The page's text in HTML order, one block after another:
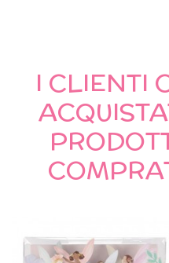
I CLIENTI